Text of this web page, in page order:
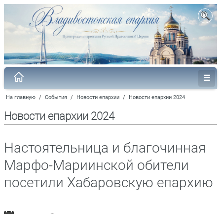
На главную / События / Новости епархии / Новости епархии 2024
Новости епархии 2024
Настоятельница и благочинная
Марфо-Мариинской обители
посетили Хабаровскую епархию